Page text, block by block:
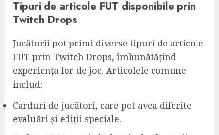
Tipuri de articole FUT disponibile prin
Twitch Drops
Jucătorii pot primi diverse tipuri de articole
FUT prin Twitch Drops, îmbunătățind
experiența lor de joc. Articolele comune
includ:
Carduri de jucători, care pot avea diferite
evaluări și ediții speciale.